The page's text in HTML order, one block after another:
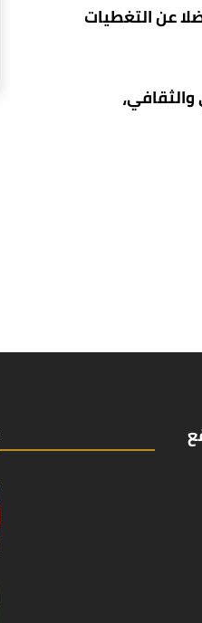
عن التغطيات